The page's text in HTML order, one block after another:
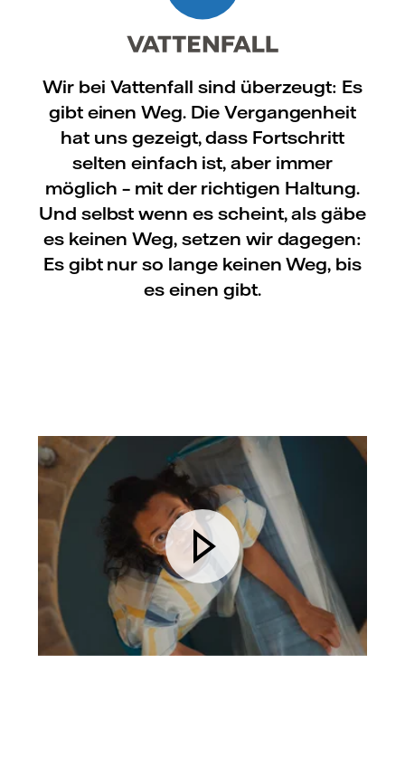
Wir bei Vattenfall sind überzeugt: Es
gibt einen Weg. Die Vergangenheit
hat uns gezeigt, dass Fortschritt
selten einfach ist, aber immer
möglich – mit der richtigen Haltung.
Und selbst wenn es scheint, als gäbe
es keinen Weg, setzen wir dagegen:
Es gibt nur so lange keinen Weg, bis
es einen gibt.